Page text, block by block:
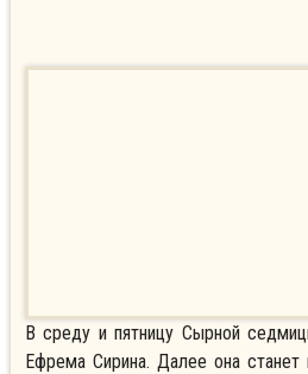
В среду и пятницу Сырной
Ефрема Сирина. Далее она